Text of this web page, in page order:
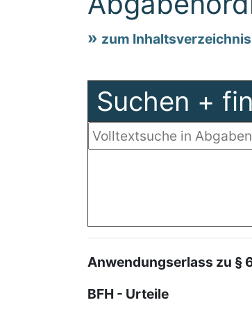
zum Inhaltsverzeichnis
Suchen +
Anwendungserlass zu §
BFH - Urteile